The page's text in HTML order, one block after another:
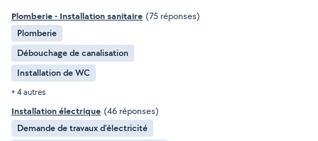
Plomberie - Installation sanitaire (75 réponses)
Plomberie
Débouchage de canalisation
Installation de WC
+ 4 autres
Installation électrique (46 réponses)
Demande de travaux d’électricité